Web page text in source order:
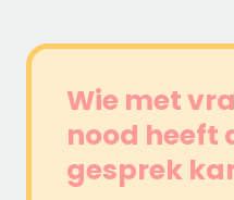
Wie met
nood heeft
gesprek